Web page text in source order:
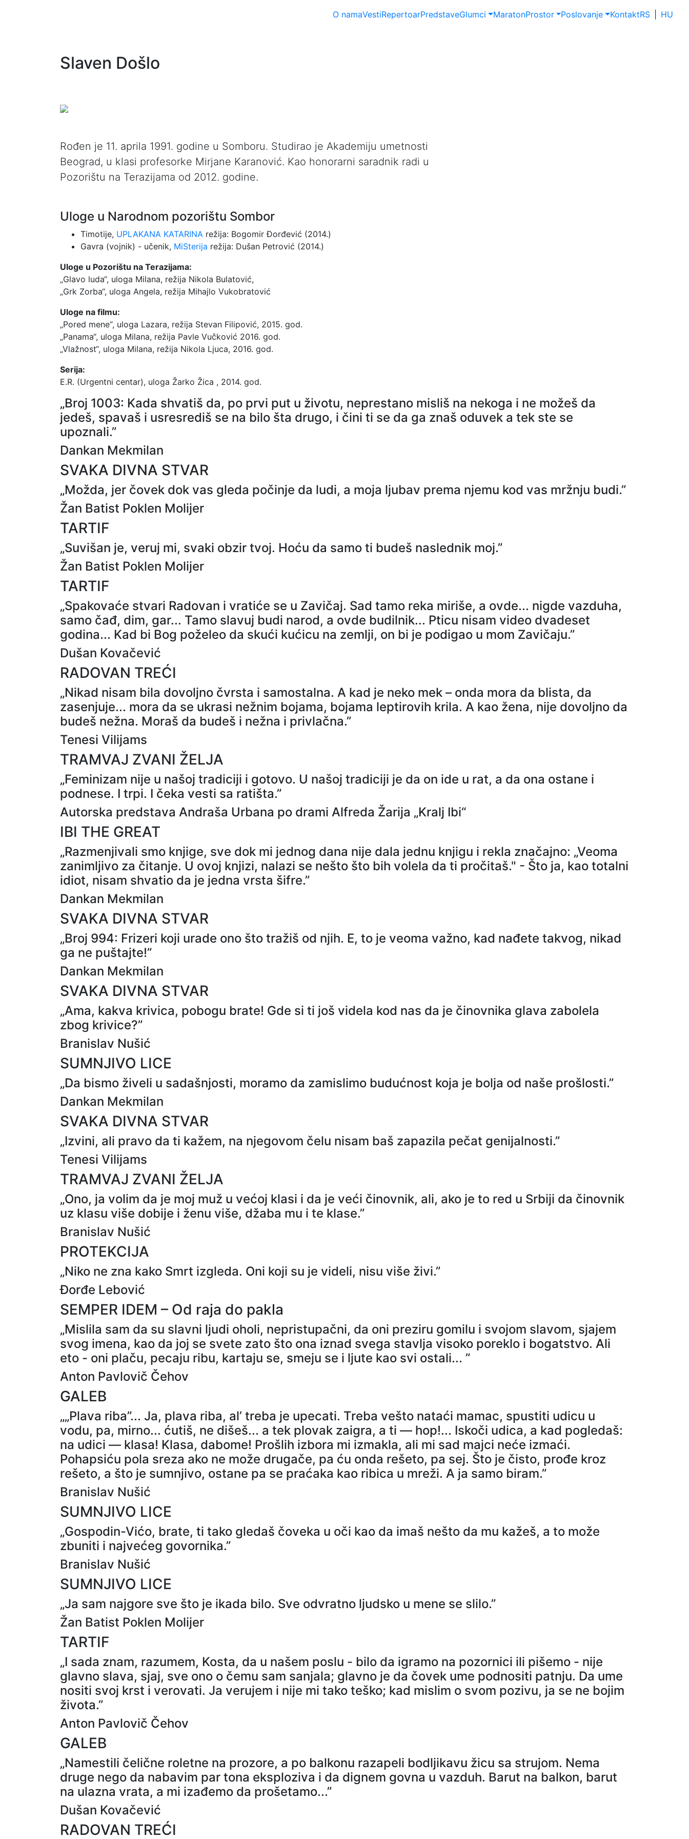
O nama(current)
VestiRepertoarPredstaveGlumci MaratonProstor Poslovanje KontaktRS HU
Slaven Došlo
Rođen je 11. aprila 1991. godine u Somboru. Studirao je Akademiju umetnosti
Beograd, u klasi profesorke Mirjane Karanović. Kao honorarni saradnik radi u
Pozorištu na Terazijama od 2012. godine.
Uloge u Narodnom pozorištu Sombor
Timotije, UPLAKANA KATARINA režija: Bogomir Đorđević (2014.)
Gavra (vojnik) - učenik, MiSterija režija: Dušan Petrović (2014.)
Uloge u Pozorištu na Terazijama:
„Glavo luda“, uloga Milana, režija Nikola Bulatović,
„Grk Zorba“, uloga Angela, režija Mihajlo Vukobratović
Uloge na filmu:
„Pored mene“, uloga Lazara, režija Stevan Filipović, 2015. god.
„Panama“, uloga Milana, režija Pavle Vučković 2016. god.
„Vlažnost“, uloga Milana, režija Nikola Ljuca, 2016. god.
Serija:
E.R. (Urgentni centar), uloga Žarko Žica , 2014. god.
„Broj 1003: Kada shvatiš da, po prvi put u životu, neprestano misliš na nekoga i ne možeš da
jedeš, spavaš i usresrediš se na bilo šta drugo, i čini ti se da ga znaš oduvek a tek ste se
upoznali.”
Dankan Mekmilan
SVAKA DIVNA STVAR
„Možda, jer čovek dok vas gleda počinje da ludi, a moja ljubav prema njemu kod vas mržnju budi.”
Žan Batist Poklen Molijer
TARTIF
„Suvišan je, veruj mi, svaki obzir tvoj. Hoću da samo ti budeš naslednik moj.”
Žan Batist Poklen Molijer
TARTIF
„Spakovaće stvari Radovan i vratiće se u Zavičaj. Sad tamo reka miriše, a ovde... nigde vazduha,
samo čađ, dim, gar... Tamo slavuj budi narod, a ovde budilnik... Pticu nisam video dvadeset
godina... Kad bi Bog poželeo da skući kućicu na zemlji, on bi je podigao u mom Zavičaju.”
Dušan Kovačević
RADOVAN TREĆI
„Nikad nisam bila dovoljno čvrsta i samostalna. A kad je neko mek – onda mora da blista, da
zasenjuje... mora da se ukrasi nežnim bojama, bojama leptirovih krila. A kao žena, nije dovoljno da
budeš nežna. Moraš da budeš i nežna i privlačna.”
Tenesi Vilijams
TRAMVAJ ZVANI ŽELJA
„Feminizam nije u našoj tradiciji i gotovo. U našoj tradiciji je da on ide u rat, a da ona ostane i
podnese. I trpi. I čeka vesti sa ratišta.”
Autorska predstava Andraša Urbana po drami Alfreda Žarija „Kralj Ibi“
IBI THE GREAT
„Razmenjivali smo knjige, sve dok mi jednog dana nije dala jednu knjigu i rekla značajno: „Veoma
zanimljivo za čitanje. U ovoj knjizi, nalazi se nešto što bih volela da ti pročitaš." - Što ja, kao totalni
idiot, nisam shvatio da je jedna vrsta šifre.”
Dankan Mekmilan
SVAKA DIVNA STVAR
„Broj 994: Frizeri koji urade ono što tražiš od njih. E, to je veoma važno, kad nađete takvog, nikad
ga ne puštajte!”
Dankan Mekmilan
SVAKA DIVNA STVAR
„Ama, kakva krivica, pobogu brate! Gde si ti još videla kod nas da je činovnika glava zabolela
zbog krivice?”
Branislav Nušić
SUMNJIVO LICE
„Da bismo živeli u sadašnjosti, moramo da zamislimo budućnost koja je bolja od naše prošlosti.”
Dankan Mekmilan
SVAKA DIVNA STVAR
„Izvini, ali pravo da ti kažem, na njegovom čelu nisam baš zapazila pečat genijalnosti.”
Tenesi Vilijams
TRAMVAJ ZVANI ŽELJA
„Ono, ja volim da je moj muž u većoj klasi i da je veći činovnik, ali, ako je to red u Srbiji da činovnik
uz klasu više dobije i ženu više, džaba mu i te klase.”
Branislav Nušić
PROTEKCIJA
„Niko ne zna kako Smrt izgleda. Oni koji su je videli, nisu više živi.”
Đorđe Lebović
SEMPER IDEM – Od raja do pakla
„Mislila sam da su slavni ljudi oholi, nepristupačni, da oni preziru gomilu i svojom slavom, sjajem
svog imena, kao da joj se svete zato što ona iznad svega stavlja visoko poreklo i bogatstvo. Ali
eto - oni plaču, pecaju ribu, kartaju se, smeju se i ljute kao svi ostali... ”
Anton Pavlovič Čehov
GALEB
„„Plava riba”... Ja, plava riba, al’ treba je upecati. Treba vešto nataći mamac, spustiti udicu u
vodu, pa, mirno... ćutiš, ne dišeš... a tek plovak zaigra, a ti — hop!... Iskoči udica, a kad pogledaš:
na udici — klasa! Klasa, dabome! Prošlih izbora mi izmakla, ali mi sad majci neće izmaći.
Pohapsiću pola sreza ako ne može drugače, pa ću onda rešeto, pa sej. Što je čisto, prođe kroz
rešeto, a što je sumnjivo, ostane pa se praćaka kao ribica u mreži. A ja samo biram.”
Branislav Nušić
SUMNJIVO LICE
„Gospodin-Vićo, brate, ti tako gledaš čoveka u oči kao da imaš nešto da mu kažeš, a to može
zbuniti i najvećeg govornika.”
Branislav Nušić
SUMNJIVO LICE
„Ja sam najgore sve što je ikada bilo. Sve odvratno ljudsko u mene se slilo.”
Žan Batist Poklen Molijer
TARTIF
„I sada znam, razumem, Kosta, da u našem poslu - bilo da igramo na pozornici ili pišemo - nije
glavno slava, sjaj, sve ono o čemu sam sanjala; glavno je da čovek ume podnositi patnju. Da ume
nositi svoj krst i verovati. Ja verujem i nije mi tako teško; kad mislim o svom pozivu, ja se ne bojim
života.”
Anton Pavlovič Čehov
GALEB
„Namestili čelične roletne na prozore, a po balkonu razapeli bodljikavu žicu sa strujom. Nema
druge nego da nabavim par tona eksploziva i da dignem govna u vazduh. Barut na balkon, barut
na ulazna vrata, a mi izađemo da prošetamo...”
Dušan Kovačević
RADOVAN TREĆI